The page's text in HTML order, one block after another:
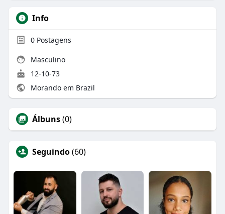
Info
0Postagens
Masculino
12-10-73
Morando em Brazil
Álbuns(0)
Seguindo(60)